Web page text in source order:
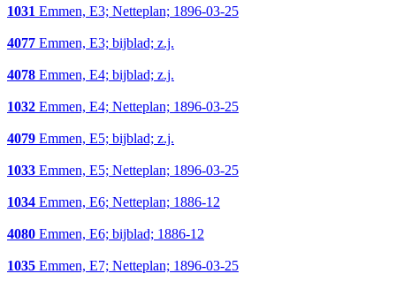
1031 Emmen, E3; Netteplan; 1896-03-25
4077 Emmen, E3; bijblad; z.j.
4078 Emmen, E4; bijblad; z.j.
1032 Emmen, E4; Netteplan; 1896-03-25
4079 Emmen, E5; bijblad; z.j.
1033 Emmen, E5; Netteplan; 1896-03-25
1034 Emmen, E6; Netteplan; 1886-12
4080 Emmen, E6; bijblad; 1886-12
1035 Emmen, E7; Netteplan; 1896-03-25